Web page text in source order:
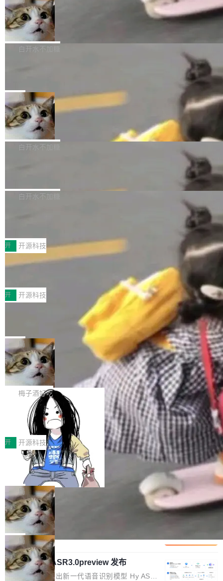
l 迁移或唤醒时，新宿主从 S3 恢复 SQLite 数据
库继续执行。存储库是持久化的唯一真相...
te 17 Pro、OPPO K15，要么是vivo X300 E这
样的次旗舰。 Galaxy Z Fold8 Ultra / Z Fold8 /
Z Flip8三款折叠屏新机均在7月22日发布，且全
部搭载骁龙8 Elite Gen5 for Galaxy，它们本该
本控制系统。目前处于 Early Access 阶段。 De
ltaDB 的核心思路直接写在 landing page 最显
眼的位置：「Software is made between com
mits」——软件是在 commit 之间写出来的。git
是把这段空隙补上。 回退到任何一次编辑：Delt
aDB 捕获 commit 之间的每一次操作，...
SpaceXAI 单季资本开支达 183 亿美元
根据风险投资人Tomer Tunguz 博客（VC 分
析）披露的最新分析与第二季度业绩报告，Spac
微软同期总资本开支的四成。 与亚马逊、Alpha
bet、微软以及 Meta 等传统科技巨头相比，Spa
ceXAI的资金消耗速度尤为引人瞩目。然而，支
撑庞大支出的资金来源却呈现出截然不同的面
貌。数据显示，微软和 Meta 主要依托充沛的经
白开水不加糖
一个在终端里运行的编程 agent；Muse Spark
1.2，驱动这个 agent 的新模型。一句话概括：
你可以用 curl -fsSL https://dev.meta.ai/install.
sh | bash 安装一个能在大项目里自动规划、写
代码、验证结果的 AI 终端工具。 据介绍，Muse
个主 agent 循环，外加一组后台 agent。这些后
局
美团开源 LoHoSearch，用知识图谱校
准 AI 能力认知
机器出题的前提，是让机器拥有全局视野。整个
构建流程可以分为四个环节：建图 → 控制难度
白开水不加糖
库，并将作为transport接入Mooncake TENT。
MPComm将作为一种传输引擎接入Mooncake T
ENT，实现零拷贝传输性能提升30%、非零拷贝
传输性能最高提升5倍。UCL-MPComm底层基
于自研UCL-Engine通信引擎，后续腾讯网平将
持续开源更多基于UCL-Engine的高性能通信组
件。 腾讯网平团队在UCL-MPComm中实现了一
个独立于业务线程的全局通信引擎（Engine），
白开水不加糖
型案例入选名单》，深信服“面向企业研发场景的
开源 AI 编程平台 CoStrict 应用”凭借卓越的技术
创新与落地成效成功入选。 全链路私有化部署，
助力企业AI研发安全落地 当前，越来越多企业已
经开始引入 AI Coding 工具，通过调用公有云模
型或企业内部部署模型提升研发效率。但随着 AI
Coding 从个人辅助工具逐步走向团队级、组织
级应用，企业在规模化落地过程中，对安全性、
可控性和代码质量提出了更高要求。 首先是数据
安全与合规要求。对于大多数普通研发场景，公
有云模型能够满足快速试用和效率提升的需求。
但对于金融、能源、医疗等对数据安全要求较...
开 开源科技
深信服AI算力网关入选工信部人工智能
前不久，工业和信息化部正式发布《2025年人工
智能应用典型案例名单》，集中展示人工智能在
各领域的应用成果，覆盖技术底座、行业赋能、
产品应用、支撑保障、专题等五大方向。深信服
AI算力网关（AI创新平台）成功入选！ 随着各行
各业的Agent走向规模化建设，算力构成形态逐
渐丰富，用户关注的重点也在发生变化：不只是
让AI用起来，还要进一步看清混合算力时代下，
Token花在哪里、算力是否被充分利用，以及持
续增长的AI成本该如何优化。 深信服AI算力网关
正是围绕这些实际问题，从Token治理和成本治
理两个方面，让用户的每一份算力都看得清、管
得住、用得稳、省得下、更安全！ 一、从现在开
始，Token使用一目...
开 开源科技
Jeff Dean 离开 Google：一个时代的结
束，一个实验室的开始
Google 员工编号 20。MapReduce 作者之一。
Bigtable 作者之一。TensorFlow 的作者之一。
Gemini 的架构师。Google 首席科学家。 Jeff D
ean 在 Google 工作了 27 年后，宣布离职。 他
不是一个人走。一同离开的还有 Sanjay Ghema
wat（Google 员工编号 23，Jeff Dean 二十多
年的编程搭档，MapReduce 和 Bigtable 的共同
作者）、Quoc Le（Google 大脑核心成员，Se
q2Seq 和 DocAI 的共同发明人）以及 Oriol Vin
yals（Gemini 联合负责人，AlphaSta...
局
🔥 SolonCode v2026.8.4 发布：界面
字体可调、22 种语言、记忆搜索增强
打开终端就能上岗的全中文编码智能体，这一轮
把「看得清、用母语、记得住」三件事一次补
齐。 SolonCode 是什么 SolonCode 是杭州无
耳科技研发的企业级终端编码智能体——一位全
中文驱动的数字员工，自主理解需求、规划步
骤、编写代码。不挑模型、不挑平台，curl 一行
装完即用。 开源地址：Gitee · GitCode · GitHu
b 安装 支持 Java 8+（8~26）、macOS / Linu
x / Windows / Harmony PC。 # macOS / Linu
x / Harmony PC curl -fsSL https://solon.noea
r.org/solon...
梅子酒好吃
让“代码语义理解”深度释放AI Coding
价值潜能：华为云码道（CodeArts）
代码仓技术解析
一、代码仓深度理解技术的作用与价值 在软件工
程实践中，代码仓是企业核心知识资产的主要载
体。企业级代码仓库通常包含数十万乃至数百万
个文件，其规模远超单次模型调用可承载的上下
文窗口。随着项目规模的持续扩张与代码历史的
不断累积，代码仓中的模块关系、接口契约、业
务逻辑等关键信息往往分散于数十乃至数百个文
件之中，形成高度复杂的知识关联网络。传统的
代码检索手段（如关键词匹配、目录遍历）仅能
在语法层面完成文本定位，难以触及代码的语义
内涵与结构关联，导致开发者使用代码智能体在
理解大规模代码仓时面临显著"代码仓理解"瓶
颈。 代码仓深度理解服务（以下简称" CodeBas
开 开源科技
一条“删库”命令跑 17 小时，算法工程
师删光 89TB 数据只为干私活
最高人民检察院8月4日公布了一起案件：北京一
名90后算法工程师王某，为了给自己接的私活腾
服务器空间，删光了公司AI游戏部门的全部核心
数据。 王某2024年1月入职东城区某科技公司AI
短剧部门，有互联网大厂背景。在公司内部架构
调整期间，部门三次通知全员将数据从A集群迁
移到B集群，王某都回复了"收到"。 他没有迁移
数据。2024年9月3日下午4点，他使用此前登录
的账号密码进入A集群，输入了一条被程序员圈
局
Cloudflare 分享推理优化实践：KV ca
che 量化 + 权重压缩，吞吐量提升 4
1%，成本降 30%
Kimi 和 GLM 是当前最强的大模型系列之一，但
它们有一个共同的问题：太吃显存了。月之暗面
的 Kimi K 系列和智谱的 GLM 都是长上下文、M
oE 架构的大模型，好用到让人上瘾，但 GPU 显
存永远不够用。 Cloudflare 的 Workers AI 团队
局
腾讯混元 Hy ASR3.0preview 发布
腾讯混元正式推出新一代语音识别模型 Hy ASR